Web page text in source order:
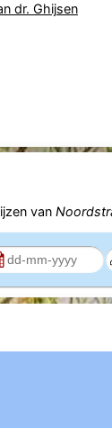
dr. Ghijsen
van